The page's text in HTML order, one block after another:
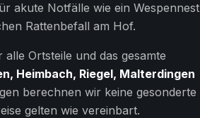
akute Notfälle wie ein Wespennest
Rattenbefall am Hof.
Ortsteile und das gesamte
Heimbach, Riegel, Malterdingen
berechnen wir keine gesonderte
gelten wie vereinbart.